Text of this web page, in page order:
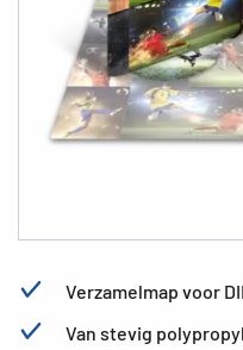
Verzamelmap voor
Van stevig